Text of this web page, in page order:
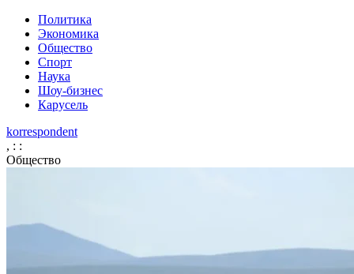
Политика
Экономика
Общество
Спорт
Наука
Шоу-бизнес
Карусель
korrespondent
, : :
Общество